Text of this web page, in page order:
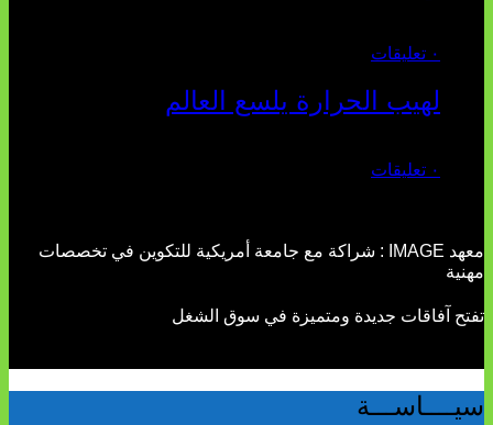
٠ تعليقات
لهيب الحرارة يلسع العالم
٠ تعليقات
معهد IMAGE : شراكة مع جامعة أمريكية للتكوين في تخصصات
مهنية
تفتح آفاقات جديدة ومتميزة في سوق الشغل
سيــــاســـة